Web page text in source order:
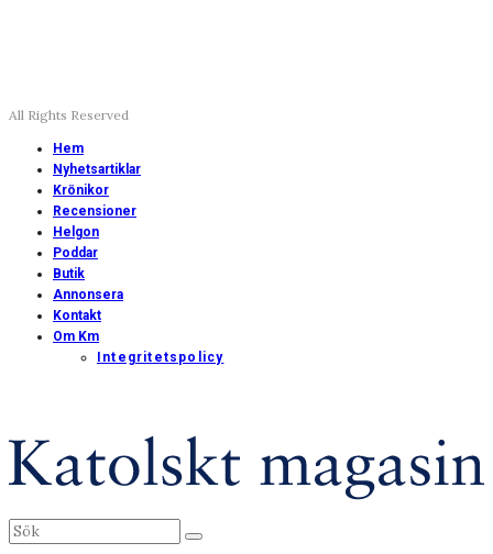
All Rights Reserved
Hem
Nyhetsartiklar
Krönikor
Recensioner
Helgon
Poddar
Butik
Annonsera
Kontakt
Om Km
Integritetspolicy